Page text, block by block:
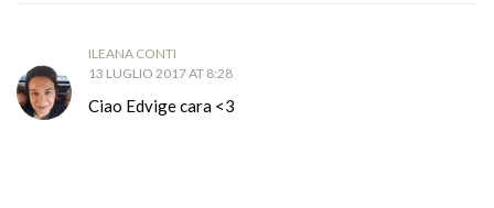
ILEANA CONTI
13 LUGLIO 2017 AT 8:28
Ciao Edvige cara <3